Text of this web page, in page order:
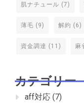
肌ナチュール (7)
薄毛 (9) 解約 (6)
資金調達 (11) 麻
カテゴリー
aff対応 (7)